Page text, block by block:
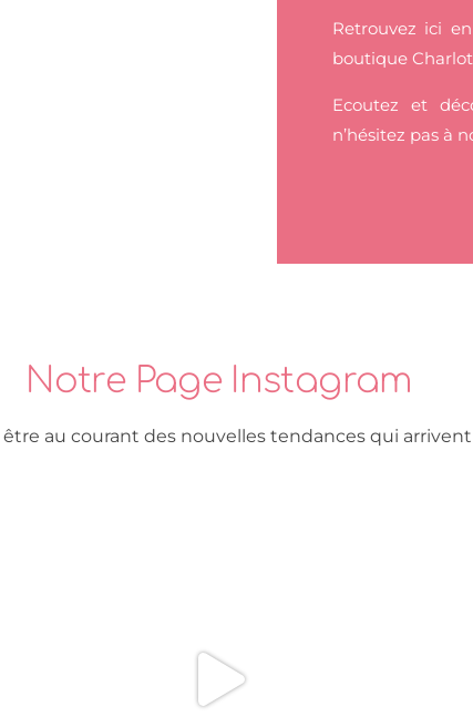
Retrouvez ici
boutique
Ecoutez et
n’hésitez pas à
Notre Page Instagram
au courant des nouvelles tendances qui